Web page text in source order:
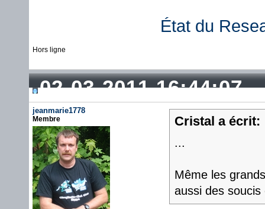
État du
Hors ligne
02-03-2011 16:44:07
jeanmarie1778
Membre Cristal a écrit:
...
Même les
aussi des